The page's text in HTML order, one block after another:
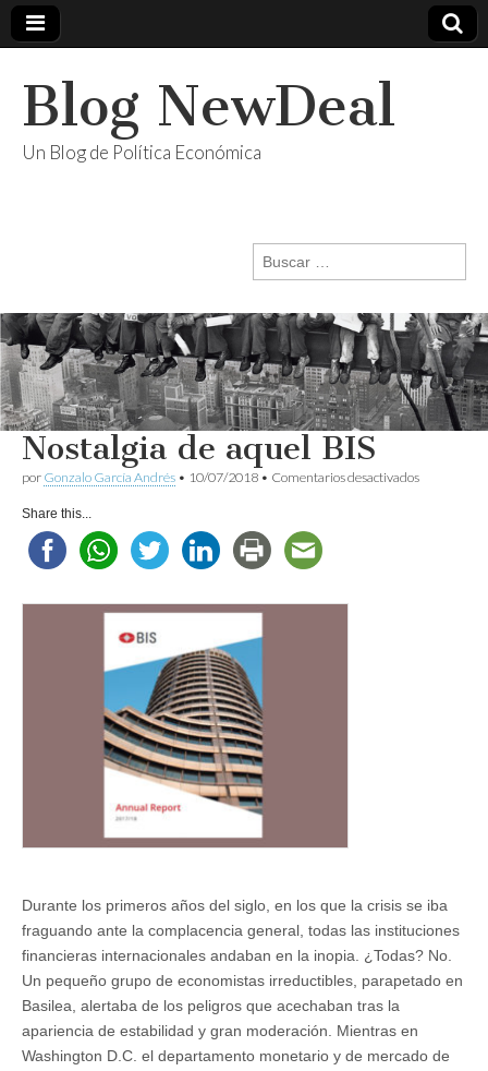
Blog NewDeal
Un Blog de Política Económica
Buscar:
Nostalgia de aquel BIS
por Gonzalo García Andrés • 10/07/2018 • Comentarios desactivadosen
Share this...
Durante los primeros años del siglo, en los que la crisis se iba
fraguando ante la complacencia general, todas las instituciones
financieras internacionales andaban en la inopia. ¿Todas? No.
Un pequeño grupo de economistas irreductibles, parapetado en
Basilea, alertaba de los peligros que acechaban tras la
apariencia de estabilidad y gran moderación. Mientras en
Washington D.C. el departamento monetario y de mercado de